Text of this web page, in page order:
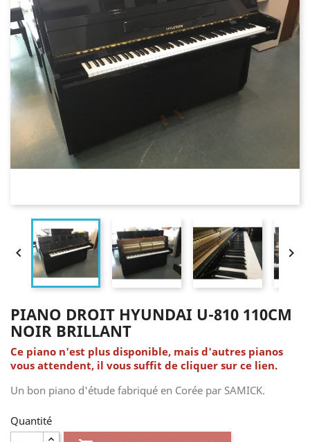
 
PIANO DROIT HYUNDAI U-810 110CM
NOIR BRILLANT
Ce piano n'est plus disponible, mais d'autres pianos
vous attendent, il vous suffit de cliquer sur ce lien.
Un bon piano d'étude fabriqué en Corée par SAMICK.
Quantité